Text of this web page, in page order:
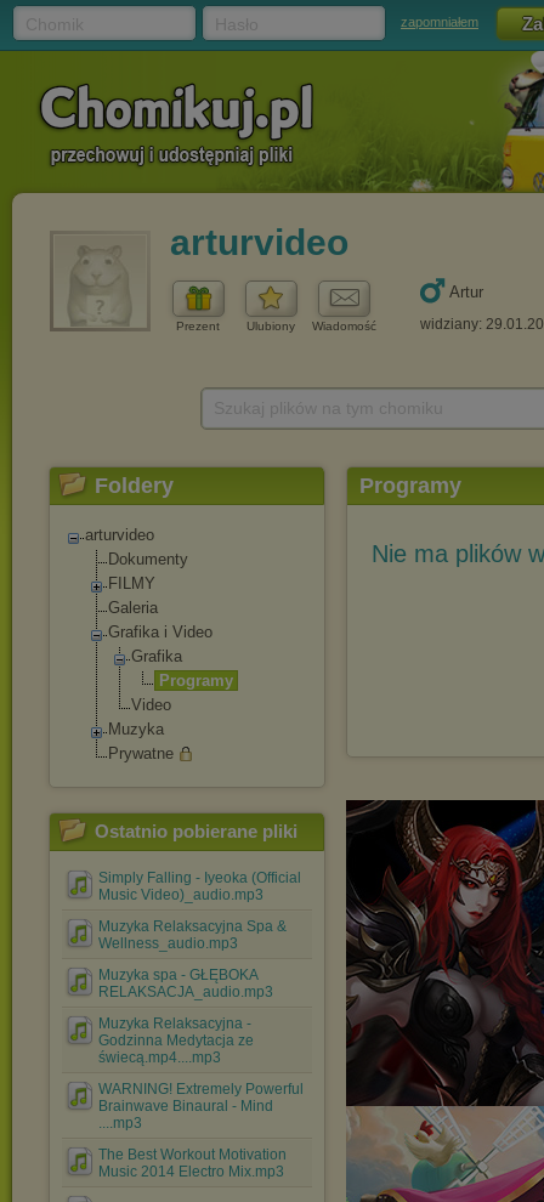
zapomniałem
arturvideo
Prezent Ulubiony Wiadomość
Artur
widziany:
Foldery
arturvideo
Dokumenty
FILMY
Galeria
Grafika i Video
Grafika
Programy
Video
Muzyka
Prywatne
Ostatnio pobierane pliki
Simply Falling - Iyeoka (Official
Music Video)_audio.mp3
Muzyka Relaksacyjna Spa &
Wellness_audio.mp3
Muzyka spa - GŁĘBOKA
RELAKSACJA_audio.mp3
Muzyka Relaksacyjna -
Godzinna Medytacja ze
świecą.mp4....mp3
WARNING! Extremely Powerful
Brainwave Binaural - Mind
....mp3
The Best Workout Motivation
Music 2014 Electro Mix.mp3
Programy
Nie ma plików